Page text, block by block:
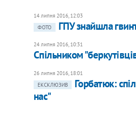
14 липня 2016, 12:03
ФОТО
ГПУ знайшла
24 липня 2016, 10:31
Спільником
26 липня 2016, 18:01
ЕКСКЛЮЗИВ
Горбатюк:
нас"